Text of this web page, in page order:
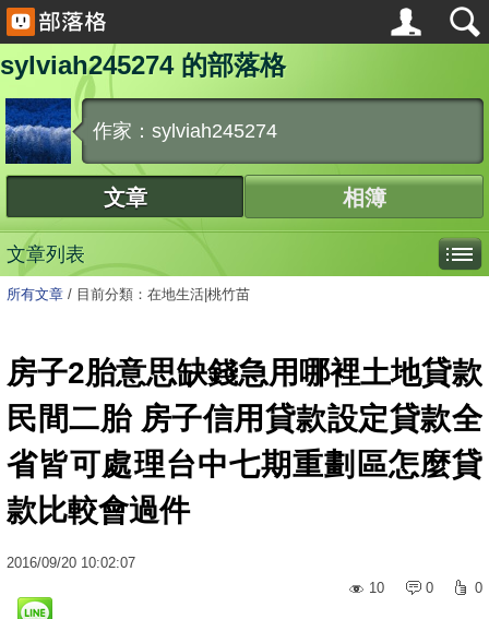
sylviah245274 的部落格
作家：sylviah245274
文章 相簿
文章列表
所有文章 / 目前分類：在地生活|桃竹苗
房子2胎意思缺錢急用哪裡土地貸款
民間二胎 房子信用貸款設定貸款全
省皆可處理台中七期重劃區怎麼貸
款比較會過件
2016/09/20 10:02:07
10
0 0